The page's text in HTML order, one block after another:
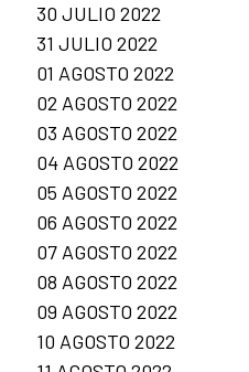
30 JULIO 2022
31 JULIO 2022
01 AGOSTO 2022
02 AGOSTO 2022
03 AGOSTO 2022
04 AGOSTO 2022
05 AGOSTO 2022
06 AGOSTO 2022
07 AGOSTO 2022
08 AGOSTO 2022
09 AGOSTO 2022
10 AGOSTO 2022